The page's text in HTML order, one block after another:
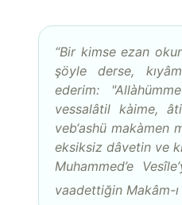
“Bir kimse ezan
şöyle derse,
ederim:
vessalâtil kàime,
veb‘ashü makàmen
eksiksiz dâvetin ve
Muhammed’e
vaadettiğin Makâm-ı